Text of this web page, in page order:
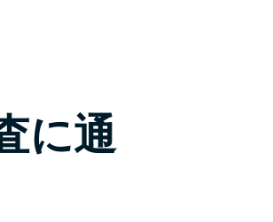
グ
りたい方向け
方向け
に通